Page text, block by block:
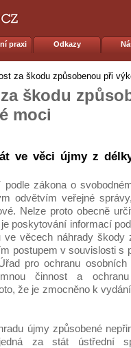
praxi Odkazy
za škodu způsobenou při
škodu
moci
ve věci újmy z
podle zákona o
odvětvím veřejné
Nelze proto obecně
poskytování informací
ve věcech náhrady škody
postupem v souvislosti s
pro ochranu
činnost a
že je zmocněno k
újmy způsobené
za stát ústřední